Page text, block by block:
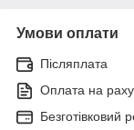
Умови оплати
Післяплата
Оплата на
Безготівковий